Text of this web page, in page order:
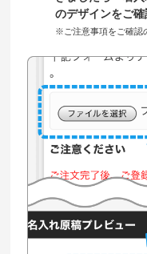
のデザインをご確
※ご注意事項をご確認